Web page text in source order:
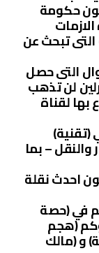
حكومة
تبحث عن
التى حصل
لن تذهب
بها لقناة
(تقنية)
والنقل – بما
احدث نقلة
في (حصة
(هجم
و (مالك